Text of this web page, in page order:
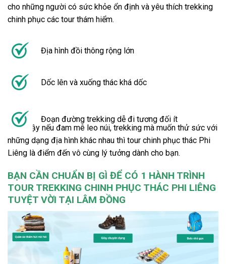
cho những người có sức khỏe ổn định và yêu thích trekking
chinh phục các tour thám hiểm.
Địa hình đồi thông rộng lớn
Dốc lên và xuống thác khá dốc
Đoạn đường trekking dễ đi tương đối ít
=> Vì vậy nếu đam mê leo núi, trekking mà muốn thử sức với
những dạng địa hình khác nhau thì tour chinh phục thác Phi
Liêng là điểm đến vô cùng lý tưởng dành cho bạn.
BẠN CẦN CHUẨN BỊ GÌ ĐỂ CÓ 1 HÀNH TRÌNH
TOUR TREKKING CHINH PHỤC THÁC PHI LIÊNG
TUYỆT VỜI TẠI LÂM ĐỒNG